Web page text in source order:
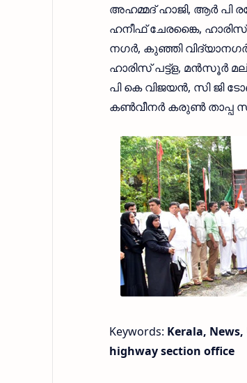
അഹമ്മദ് ഹാജി, ആര്‍ പി
ഹനീഫ് ചേരങ്കൈ,
നഗര്‍, കുഞ്ഞി
ഹാരിസ് പട്ട്‌ള, മന്‍സൂര്‍
പി കെ വിജയന്‍, സി ജി
കണ്‍വീനര്‍ കരുണ്‍ താപ്പ
Keywords: Kerala,
highway section office